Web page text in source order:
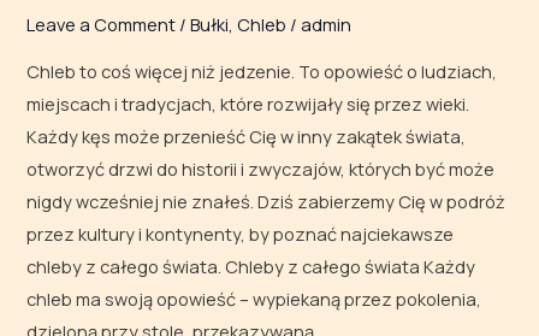
Leave a Comment /Bułki,Chleb /admin
Chleb to coś więcej niż jedzenie. To opowieść o ludziach,
miejscach i tradycjach, które rozwijały się przez wieki.
Każdy kęs może przenieść Cię w inny zakątek świata,
otworzyć drzwi do historii i zwyczajów, których być może
nigdy wcześniej nie znałeś. Dziś zabierzemy Cię w podróż
przez kultury i kontynenty, by poznać najciekawsze
chleby z całego świata. Chleby z całego świata Każdy
chleb ma swoją opowieść – wypiekaną przez pokolenia,
dzieloną przy stole, przekazywaną